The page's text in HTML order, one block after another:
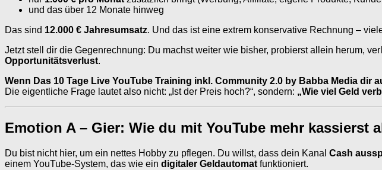
und das über 12 Monate hinweg
Das sind 12.000 € Jahresumsatz. Und das ist eine extrem konservative Rechnung –
Jetzt stell dir die Gegenrechnung: Du machst weiter wie bisher, probierst allein herum,
Opportunitätsverlust.
Wenn Das 10 Tage Live YouTube Training inkl. Community 2.0 by Babba Media
Die eigentliche Frage lautet also nicht: „Ist der Preis hoch?“, sondern: „Wie viel Geld
Emotion A – Gier: Wie du mit YouTube mehr kassierst
Du bist nicht hier, um ein nettes Hobby zu pflegen. Du willst, dass dein Kanal Cash
einem YouTube-System, das wie ein digitaler Geldautomat funktioniert.